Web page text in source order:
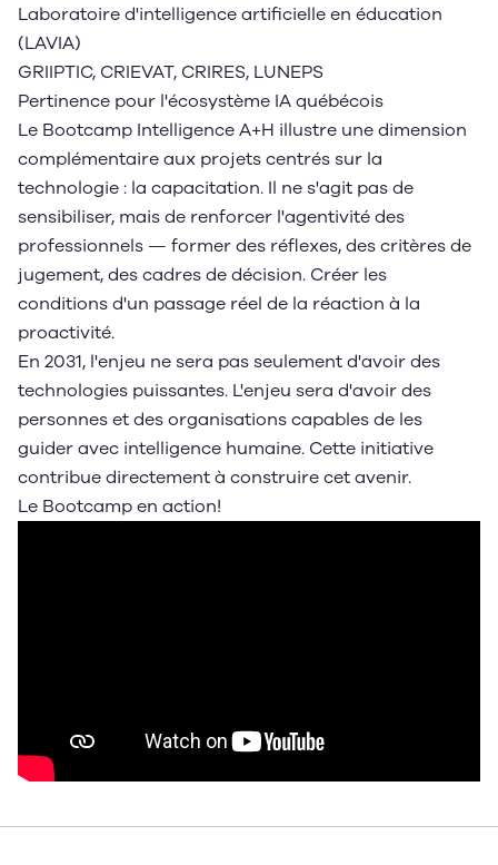
Laboratoire d'intelligence artificielle en éducation
(LAVIA)
GRIIPTIC, CRIEVAT, CRIRES, LUNEPS
Pertinence pour l'écosystème IA québécois
Le Bootcamp Intelligence A+H illustre une dimension
complémentaire aux projets centrés sur la
technologie : la capacitation. Il ne s'agit pas de
sensibiliser, mais de renforcer l'agentivité des
professionnels — former des réflexes, des critères de
jugement, des cadres de décision. Créer les
conditions d'un passage réel de la réaction à la
proactivité.
En 2031, l'enjeu ne sera pas seulement d'avoir des
technologies puissantes. L'enjeu sera d'avoir des
personnes et des organisations capables de les
guider avec intelligence humaine. Cette initiative
contribue directement à construire cet avenir.
Le Bootcamp en action!